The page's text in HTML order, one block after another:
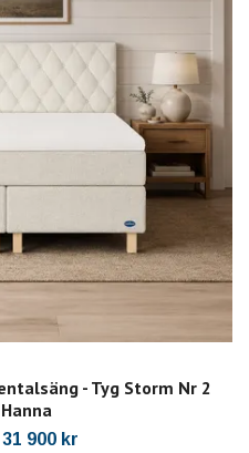
- Tyg Storm Nr 2
31 900 kr